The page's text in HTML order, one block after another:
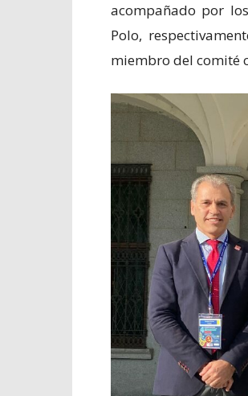
acompañado por los
Polo,
miembro del comité